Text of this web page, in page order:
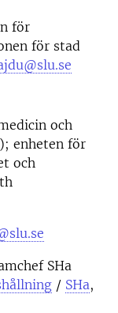
för
för stad
och
enheten för
och
SHa
/ SHa,